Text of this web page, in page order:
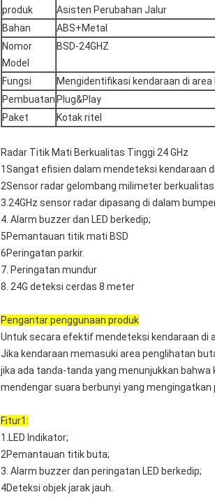
produk
Asisten Perubahan Jalur
Bahan
ABS+Metal
Nomor
Model
BSD-24GHZ
Fungsi
Mengidentifikasi kendaraan di
Pembuatan Plug&Play
Paket
Kotak ritel
Radar Titik Mati Berkualitas Tinggi 24 GHz
1Sangat efisien dalam mendeteksi kendaraan
2Sensor radar gelombang milimeter
3.24GHz sensor radar dipasang di dalam
4. Alarm buzzer dan LED berkedip;
5Pemantauan titik mati BSD
6Peringatan parkir.
7. Peringatan mundur
8. 24G deteksi cerdas 8 meter
Pengantar penggunaan produk
Untuk secara efektif mendeteksi kendaraan di
Jika kendaraan memasuki area penglihatan
jika ada tanda-tanda yang menunjukkan
mendengar suara berbunyi yang mengingatkan
Fitur1:
1.LED Indikator;
2Pemantauan titik buta;
3. Alarm buzzer dan peringatan LED berkedip;
4Deteksi objek jarak jauh.